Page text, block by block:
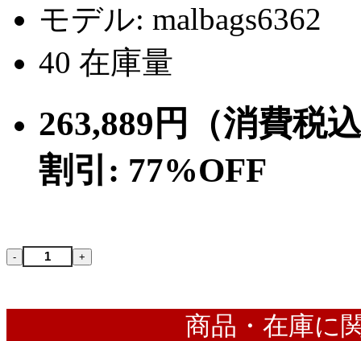
モデル: malbags6362
40 在庫量
263,889円（消費税
割引: 77%OFF
商品・在庫に